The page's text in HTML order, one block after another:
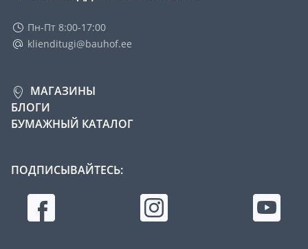
Пн-Пт 8:00-17:00
klienditugi@bauhof.ee
МАГАЗИНЫ
БЛОГИ
БУМАЖНЫЙ КАТАЛОГ
ПОДПИСЫВАЙТЕСЬ: